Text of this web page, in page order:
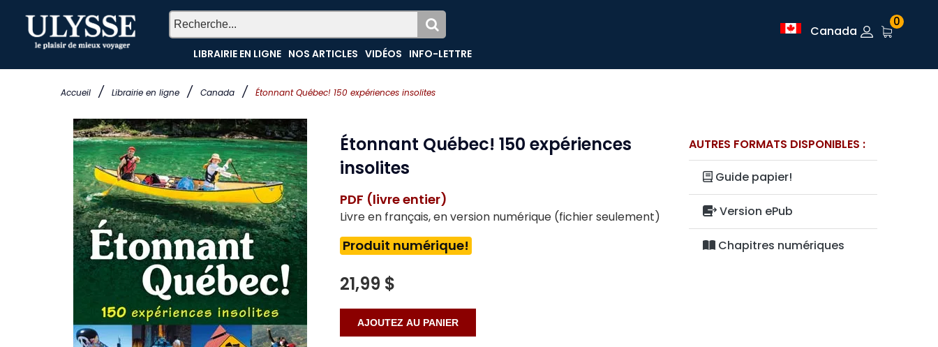
Accueil / Librairie en ligne / Canada / Étonnant Québec! 150 expériences insolites
LIBRAIRIE EN LIGNE NOS ARTICLES VIDÉOS INFO-LETTRE
Canada
0
Étonnant Québec! 150 expériences
insolites
PDF (livre entier)
Livre en français, en version numérique (fichier seulement)
Produit numérique!
21,99 $
AUTRES FORMATS DISPONIBLES :
Guide papier!
Version ePub
Chapitres numériques